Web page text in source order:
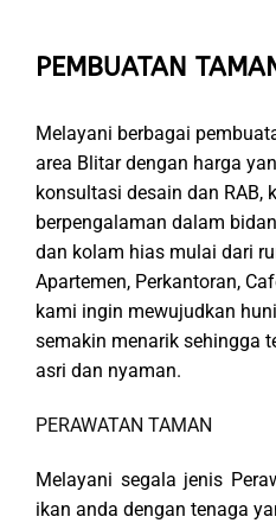
PEMBUATAN
Melayani berbagai
area Blitar dengan harga
konsultasi desain dan RAB,
berpengalaman dalam
dan kolam hias mulai dari
Apartemen, Perkantoran,
kami ingin mewujudkan
semakin menarik sehingga
asri dan nyaman.
PERAWATAN TAMAN
Melayani segala jenis
ikan anda dengan tenaga